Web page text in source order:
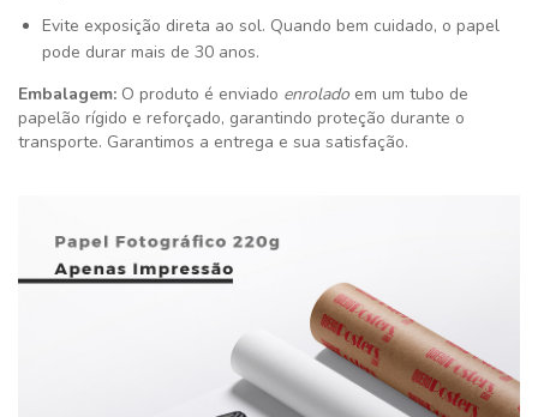
Evite exposição direta ao sol. Quando bem cuidado, o papel
pode durar mais de 30 anos.
Embalagem: O produto é enviado enrolado em um tubo de
papelão rígido e reforçado, garantindo proteção durante o
transporte. Garantimos a entrega e sua satisfação.